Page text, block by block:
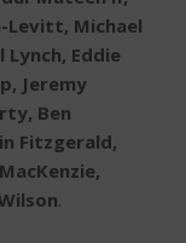
Levitt, Michael
Eddie
Jeremy
Ben
Fitzgerald,
.